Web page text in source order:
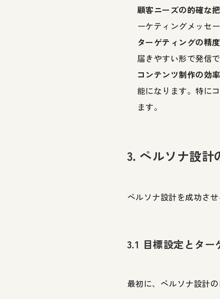
顧客ニーズの的確な
ーケティングメッセ
ターゲティングの精
届きやすい形で発信で
コンテンツ制作の効
能になります。特に
ます。
3. ペルソナ設計
ペルソナ設計を成功さ
3.1 目標設定とタ
最初に、ペルソナ設計